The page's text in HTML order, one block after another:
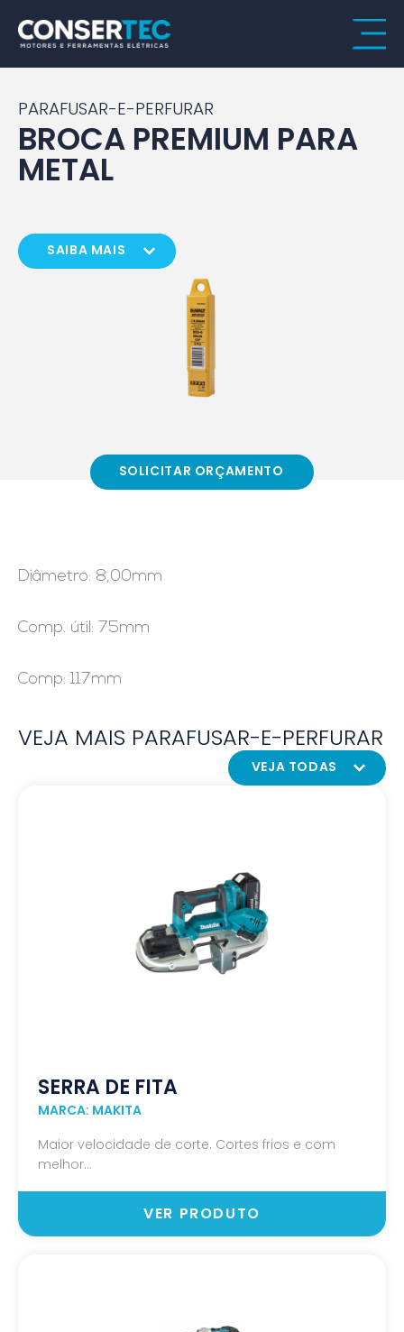
PARAFUSAR-E-PERFURAR
BROCA PREMIUM PARA
METAL
SAIBA MAIS
SOLICITAR ORÇAMENTO
Diâmetro: 8,00mm
Comp. útil: 75mm
Comp: 117mm
VEJA MAIS PARAFUSAR-E-PERFURAR
VEJA TODAS
SERRA DE FITA
MARCA: MAKITA
Maior velocidade de corte. Cortes frios e com
melhor...
VER PRODUTO